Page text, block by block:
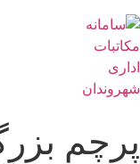
پرچم